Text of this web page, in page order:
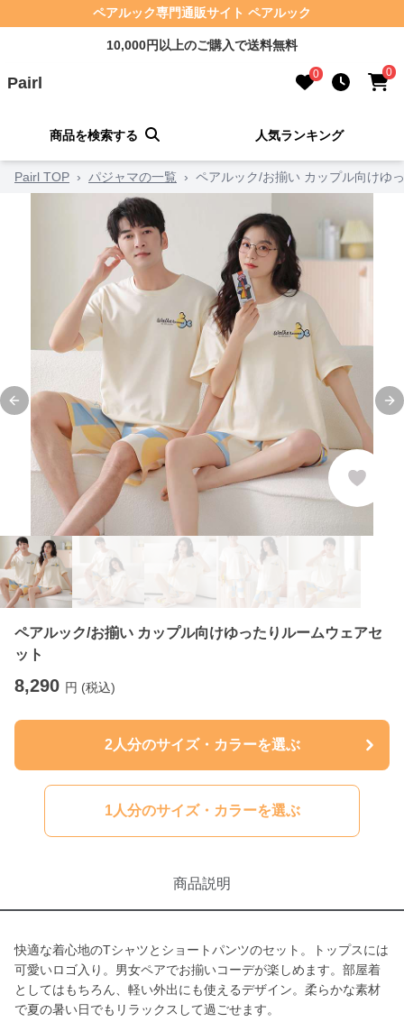
ペアルック専門通販サイト ペアルック
10,000円以上のご購入で送料無料
Pairl 0 0
商品を検索する 人気ランキング
Pairl TOP › パジャマの一覧 › ペアルック/お揃い カップル向けゆ
Previous slide
ペアルック/お揃い カップル向けゆったりルームウェアセ
ット
8,290 円 (税込)
2人分のサイズ・カラーを選ぶ
1人分のサイズ・カラーを選ぶ
商品説明
快適な着心地のTシャツとショートパンツのセット。トップスには
可愛いロゴ入り。男女ペアでお揃いコーデが楽しめます。部屋着
としてはもちろん、軽い外出にも使えるデザイン。柔らかな素材
で夏の暑い日でもリラックスして過ごせます。